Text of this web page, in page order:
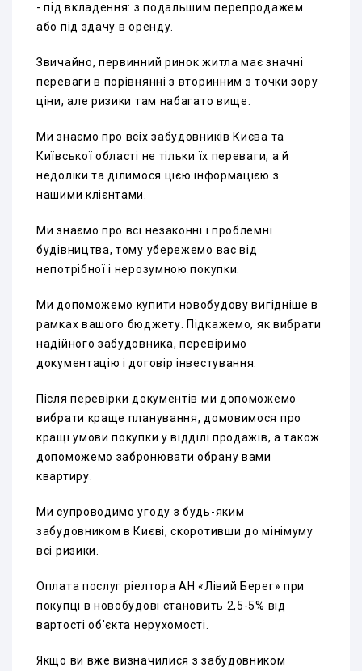
- під вкладення: з подальшим перепродажем
або під здачу в оренду.
Звичайно, первинний ринок житла має значні
переваги в порівнянні з вторинним з точки зору
ціни, але ризики там набагато вище.
Ми знаємо про всіх забудовників Києва та
Київської області не тільки їх переваги, а й
недоліки та ділимося цією інформацією з
нашими клієнтами.
Ми знаємо про всі незаконні і проблемні
будівництва, тому убережемо вас від
непотрібної і нерозумною покупки.
Ми допоможемо купити новобудову вигідніше в
рамках вашого бюджету. Підкажемо, як вибрати
надійного забудовника, перевіримо
документацію і договір інвестування.
Після перевірки документів ми допоможемо
вибрати краще планування, домовимося про
кращі умови покупки у відділі продажів, а також
допоможемо забронювати обрану вами
квартиру.
Ми супроводимо угоду з будь-яким
забудовником в Києві, скоротивши до мінімуму
всі ризики.
Оплата послуг ріелтора АН «Лівий Берег» при
покупці в новобудові становить 2,5-5% від
вартості об'єкта нерухомості.
Якщо ви вже визначилися з забудовником